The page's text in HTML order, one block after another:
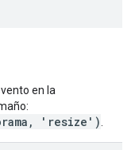
en la
'resize')